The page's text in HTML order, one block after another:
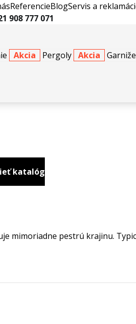
ReferencieBlogServis a
908 777 071
Akcia Pergoly Akcia
katalóg
mimoriadne pestrú krajinu.